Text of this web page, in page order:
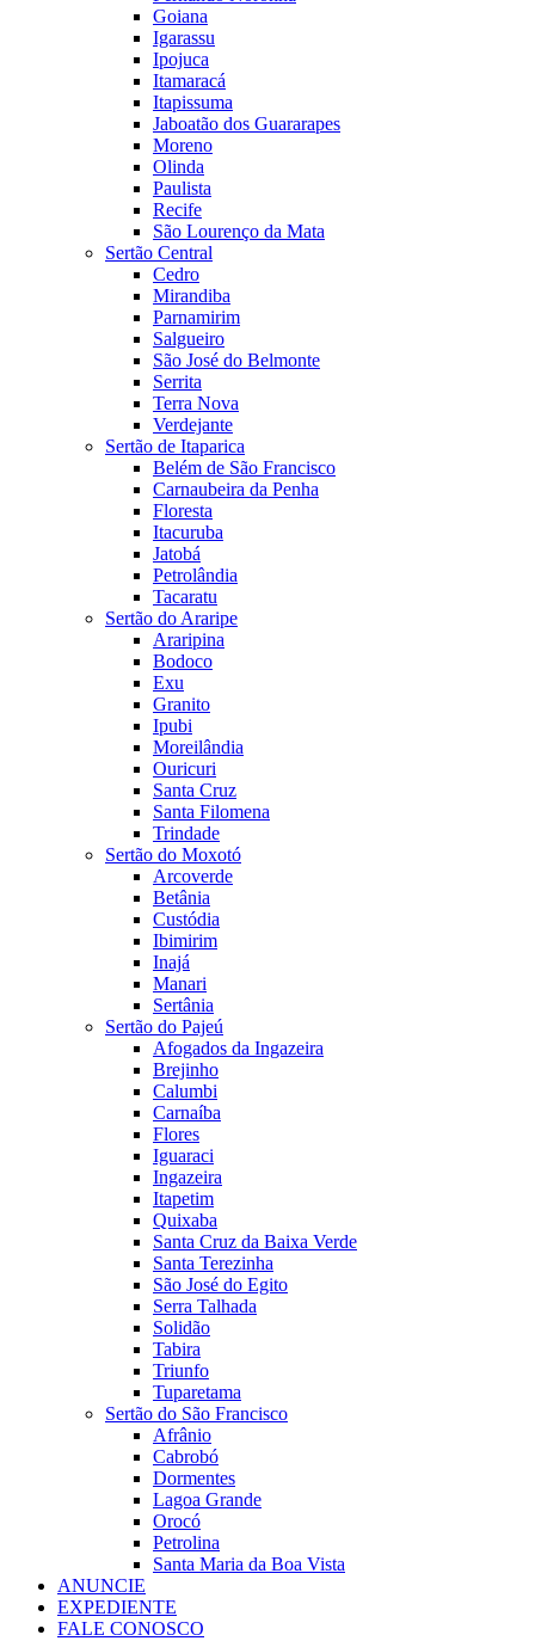
Goiana
Igarassu
Ipojuca
Itamaracá
Itapissuma
Jaboatão dos Guararapes
Moreno
Olinda
Paulista
Recife
São Lourenço da Mata
Sertão Central
Cedro
Mirandiba
Parnamirim
Salgueiro
São José do Belmonte
Serrita
Terra Nova
Verdejante
Sertão de Itaparica
Belém de São Francisco
Carnaubeira da Penha
Floresta
Itacuruba
Jatobá
Petrolândia
Tacaratu
Sertão do Araripe
Araripina
Bodoco
Exu
Granito
Ipubi
Moreilândia
Ouricuri
Santa Cruz
Santa Filomena
Trindade
Sertão do Moxotó
Arcoverde
Betânia
Custódia
Ibimirim
Inajá
Manari
Sertânia
Sertão do Pajeú
Afogados da Ingazeira
Brejinho
Calumbi
Carnaíba
Flores
Iguaraci
Ingazeira
Itapetim
Quixaba
Santa Cruz da Baixa Verde
Santa Terezinha
São José do Egito
Serra Talhada
Solidão
Tabira
Triunfo
Tuparetama
Sertão do São Francisco
Afrânio
Cabrobó
Dormentes
Lagoa Grande
Orocó
Petrolina
Santa Maria da Boa Vista
ANUNCIE
EXPEDIENTE
FALE CONOSCO